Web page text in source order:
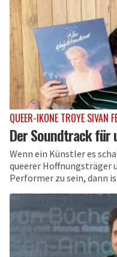
QUEER-IKONE TROYE SIVAN
Der Soundtrack für
Wenn ein Künstler es
queerer Hoffnungsträger
Performer zu sein, dann